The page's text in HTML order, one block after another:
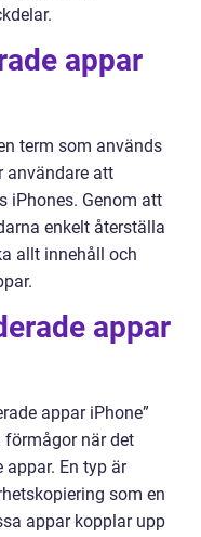
appar
term som används
användare att
iPhones. Genom att
enkelt återställa
allt innehåll och
appar
appar iPhone”
när det
En typ är
som en
appar kopplar upp